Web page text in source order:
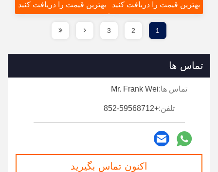
بهترین قیمت را دریافت کنید
ویژگی های ارائه چاپ
بهترین قیمت را دریافت کنید
1
2
3
تماس ها
تماس ها:Mr. Frank Wei
تلفن:+852-59568712
اکنون تماس بگیرید